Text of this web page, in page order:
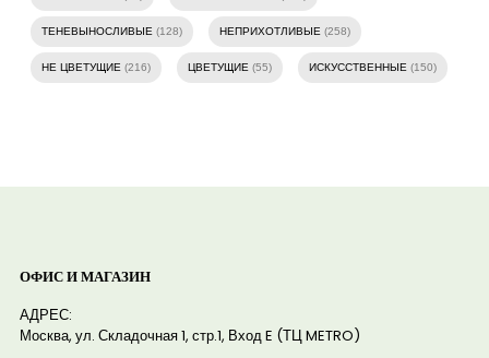
ТЕНЕВЫНОСЛИВЫЕ (128) НЕПРИХОТЛИВЫЕ (258)
НЕ ЦВЕТУЩИЕ (216) ЦВЕТУЩИЕ (55) ИСКУССТВЕННЫЕ (150)
ОФИС И МАГАЗИН
АДРЕС:
Москва, ул. Складочная 1, стр.1, Вход E (ТЦ METRO)